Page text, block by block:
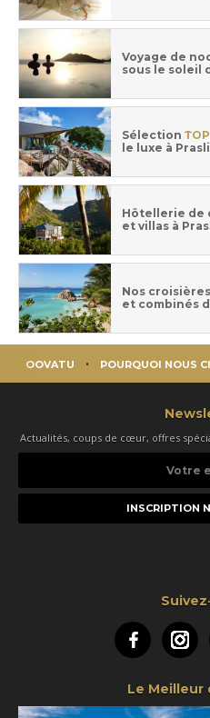
Voyage de
sous le soleil
Sélection TOP
le luxe à
Hôtellerie de
et villas à
Nos croisières
et combinés
OOVATU POURQUOI NOUS
Actualités, coups de cœur, offres
e-
Facebook
Le Meilleur